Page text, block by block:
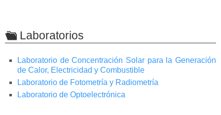
Laboratorios
Laboratorio de Concentración Solar para la Generación
de Calor, Electricidad y Combustible
Laboratorio de Fotometría y Radiometría
Laboratorio de Optoelectrónica